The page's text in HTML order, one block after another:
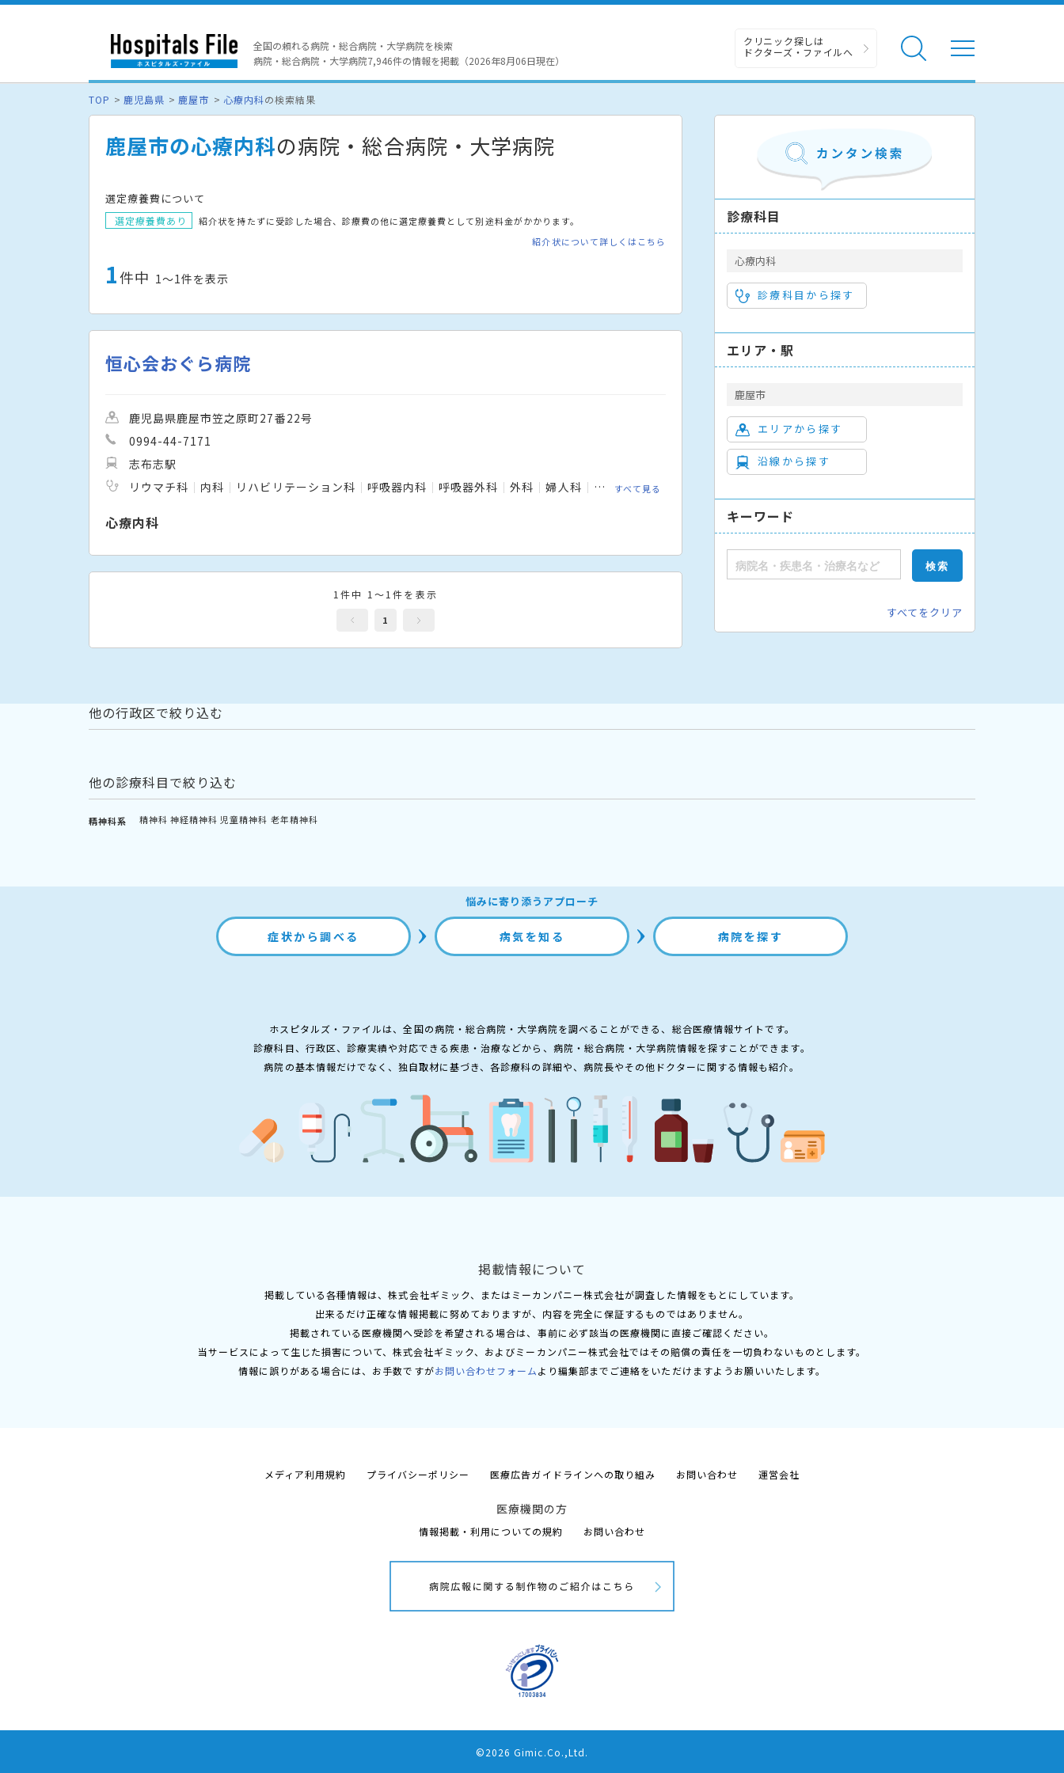
全国の頼れる病院・総合病院・大学病院を検索
病院・総合病院・大学病院7,946件の情報を掲載（2026年8月06日現在）
クリニック探しは
ドクターズ・ファイルへ
TOP 鹿児島県 鹿屋市 心療内科の検索結果
鹿屋市の心療内科の病院・総合病院・大学病院
選定療養費について
選定療養費あり
紹介状を持たずに受診した場合、診療費の他に選定療養費として別途料金がかかります。
紹介状について詳しくはこちら
1件中 1〜1件を表示
恒心会おぐら病院
鹿児島県鹿屋市笠之原町27番22号
0994-44-7171
志布志駅
リウマチ科
内科 リハビリテーション科 呼吸器内科 呼吸器外科 外科 婦人科 小児外科 形成外科
すべて見る
心療内科
1件中 1～1件を表示
1
診療科目
心療内科
診療科目から探す
エリア・駅
鹿屋市
エリアから探す
沿線から探す
キーワード
すべてをクリア
他の行政区で絞り込む
他の診療科目で絞り込む
精神科系 精神科 神経精神科 児童精神科 老年精神科
悩みに寄り添うアプローチ
症状から調べる 病気を知る 病院を探す
ホスピタルズ・ファイルは、全国の病院・総合病院・大学病院を調べることができる、総合医療情報サイトです。
診療科目、行政区、診療実績や対応できる疾患・治療などから、病院・総合病院・大学病院情報を探すことができます。
病院の基本情報だけでなく、独自取材に基づき、各診療科の詳細や、病院長やその他ドクターに関する情報も紹介。
掲載情報について
掲載している各種情報は、株式会社ギミック、またはミーカンパニー株式会社が調査した情報をもとにしています。
出来るだけ正確な情報掲載に努めておりますが、内容を完全に保証するものではありません。
掲載されている医療機関へ受診を希望される場合は、事前に必ず該当の医療機関に直接ご確認ください。
当サービスによって生じた損害について、株式会社ギミック、およびミーカンパニー株式会社ではその賠償の責任を一切負わないものとします。
情報に誤りがある場合には、お手数ですがお問い合わせフォームより編集部までご連絡をいただけますようお願いいたします。
メディア利用規約 プライバシーポリシー 医療広告ガイドラインへの取り組み お問い合わせ 運営会社
医療機関の方
情報掲載・利用についての規約 お問い合わせ
©2026 Gimic.Co.,Ltd.